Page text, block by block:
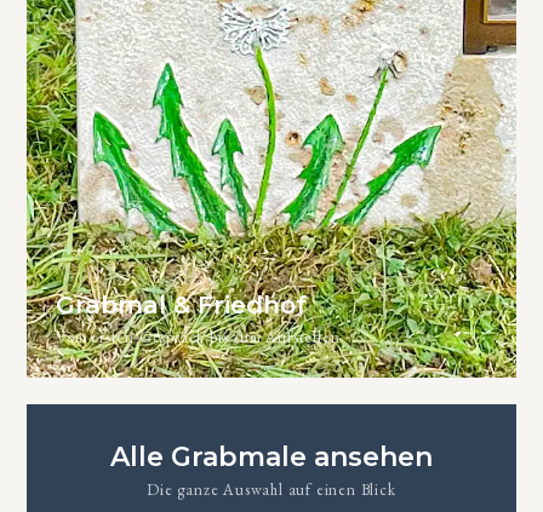
Grabmal & Friedhof
Vom ersten Gespräch bis zum Aufstellen
Alle Grabmale ansehen
Die ganze Auswahl auf einen Blick